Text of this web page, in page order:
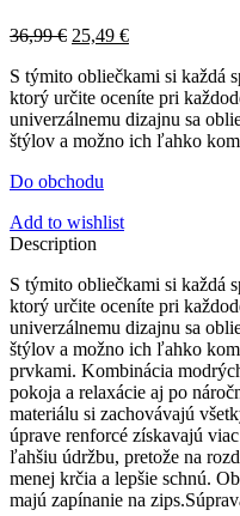
36,99€ 25,49 €
S týmito obliečkami si každá
ktorý určite oceníte pri
univerzálnemu dizajnu sa
štýlov a možno ich ľahko
Do obchodu
Add to wishlist
Description
S týmito obliečkami si každá
ktorý určite oceníte pri
univerzálnemu dizajnu sa
štýlov a možno ich ľahko
prvkami. Kombinácia
pokoja a relaxácie aj po
materiálu si zachovávajú
úprave renforcé získavajú
ľahšiu údržbu, pretože na
menej krčia a lepšie schnú.
majú zapínanie na